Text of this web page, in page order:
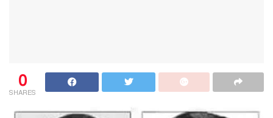
0
SHARES